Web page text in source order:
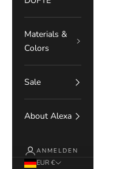
Materials &
Colors
Sale
About Alexa
ANMELDEN
EUR €